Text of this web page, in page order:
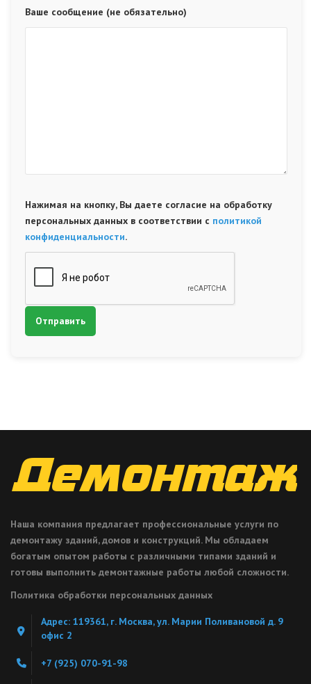
Ваше сообщение (не обязательно)
Нажимая на кнопку, Вы даете согласие на обработку
персональных данных в соответствии с политикой
конфиденциальности.
Наша компания предлагает профессиональные услуги по
демонтажу зданий, домов и конструкций. Мы обладаем
богатым опытом работы с различными типами зданий и
готовы выполнить демонтажные работы любой сложности.
Политика обработки персональных данных
Адрес: 119361, г. Москва, ул. Марии Поливановой д. 9
офис 2
+7 (925) 070-91-98